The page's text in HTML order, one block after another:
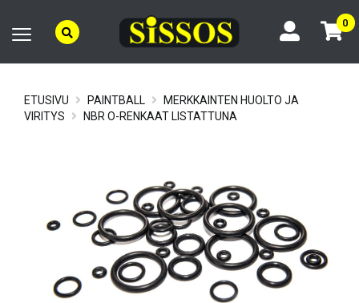
0
ETUSIVU PAINTBALL
MERKKAINTEN HUOLTO JA
VIRITYS
NBR O-RENKAAT LISTATTUNA